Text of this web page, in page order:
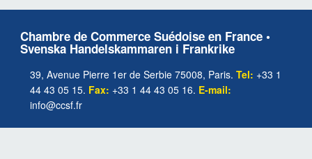
Chambre de Commerce Suédoise en France •
Svenska Handelskammaren i Frankrike
39, Avenue Pierre 1er de Serbie 75008, Paris. Tel: +33 1
44 43 05 15. Fax: +33 1 44 43 05 16. E-mail:
info@ccsf.fr